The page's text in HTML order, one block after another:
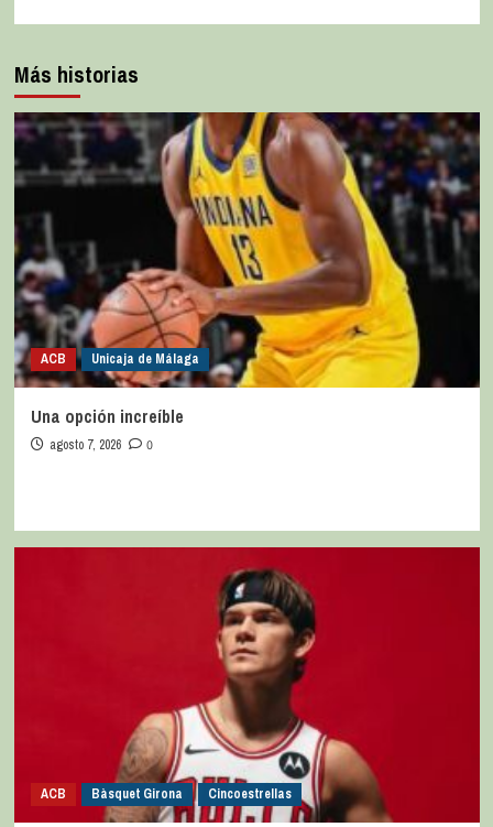
Más historias
ACB Unicaja de Málaga
Una opción increíble
agosto 7, 2026 0
ACB Bàsquet Girona Cincoestrellas